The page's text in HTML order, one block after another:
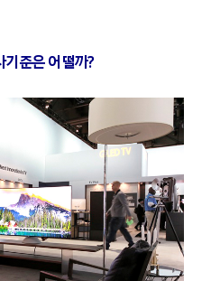
준은 어떨까?